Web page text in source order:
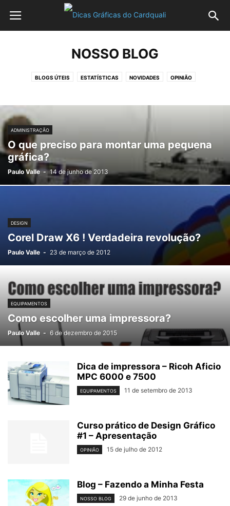
NOSSO BLOG
BLOGS ÚTEIS ESTATÍSTICAS NOVIDADES OPINIÃO
ADMINISTRAÇÃO
O que preciso para montar uma pequena
gráfica?
Paulo Valle - 14 de junho de 2013
DESIGN
Corel Draw X6 ! Verdadeira revolução?
Paulo Valle - 23 de março de 2012
EQUIPAMENTOS
Como escolher uma impressora?
Paulo Valle - 6 de dezembro de 2015
Dica de impressora – Ricoh Aficio
MPC 6000 e 7500
EQUIPAMENTOS 11 de setembro de 2013
Curso prático de Design Gráfico
#1 – Apresentação
OPINIÃO 15 de julho de 2012
Blog – Fazendo a Minha Festa
NOSSO BLOG 29 de junho de 2013